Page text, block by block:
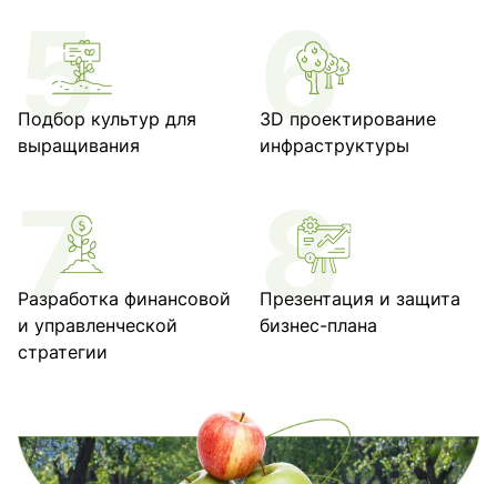
Подбор культур для
выращивания
3D проектирование
инфраструктуры
Разработка финансовой
и управленческой
стратегии
Презентация и защита
бизнес-плана